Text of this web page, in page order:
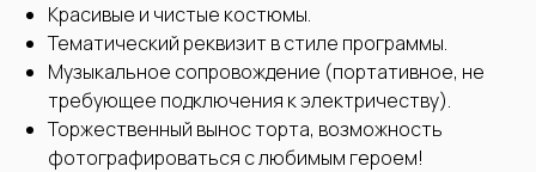
Красивые и чистые костюмы.
Тематический реквизит в стиле программы.
Музыкальное сопровождение (портативное, не
требующее подключения к электричеству).
Торжественный вынос торта, возможность
фотографироваться с любимым героем!